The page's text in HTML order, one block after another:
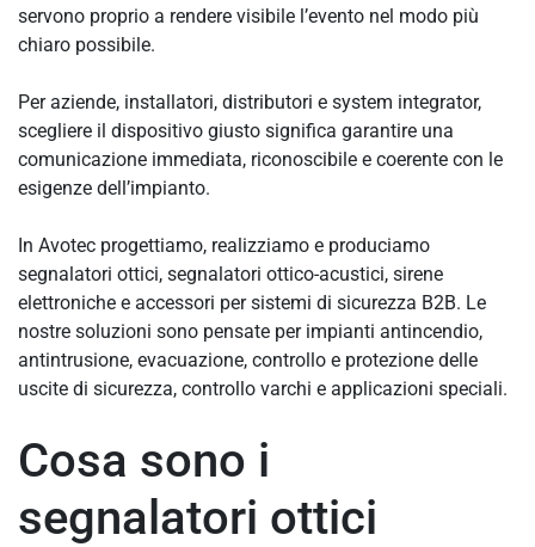
servono proprio a rendere visibile l’evento nel modo più
chiaro possibile.
Per aziende, installatori, distributori e system integrator,
scegliere il dispositivo giusto significa garantire una
comunicazione immediata, riconoscibile e coerente con le
esigenze dell’impianto.
In Avotec progettiamo, realizziamo e produciamo
segnalatori ottici, segnalatori ottico-acustici, sirene
elettroniche e accessori per sistemi di sicurezza B2B. Le
nostre soluzioni sono pensate per impianti antincendio,
antintrusione, evacuazione, controllo e protezione delle
uscite di sicurezza, controllo varchi e applicazioni speciali.
Cosa sono i
segnalatori ottici